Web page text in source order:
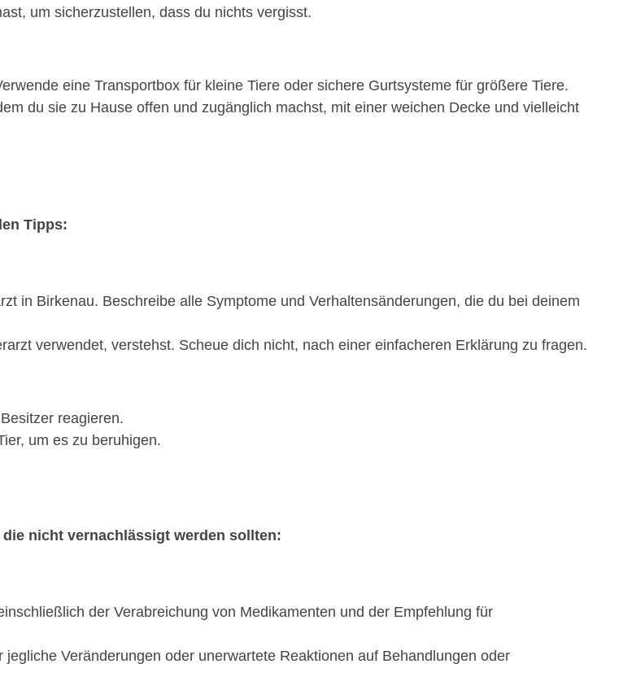
um sicherzustellen, dass du nichts vergisst.
eine Transportbox für kleine Tiere oder sichere Gurtsysteme für größere Tiere.
du sie zu Hause offen und zugänglich machst, mit einer weichen Decke und vielleicht
Tipps:
in Birkenau. Beschreibe alle Symptome und Verhaltensänderungen, die du bei deinem
verwendet, verstehst. Scheue dich nicht, nach einer einfacheren Erklärung zu fragen.
reagieren.
um es zu beruhigen.
nicht vernachlässigt werden sollten:
der Verabreichung von Medikamenten und der Empfehlung für
Veränderungen oder unerwartete Reaktionen auf Behandlungen oder